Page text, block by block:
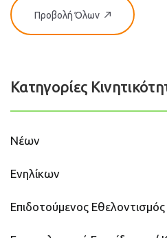
Προβολή Όλων
Κατηγορίες
Νέων
Ενηλίκων
Επιδοτούμενος Εθελοντισμός